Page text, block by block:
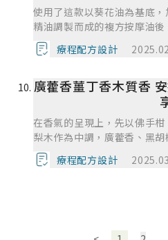
使用了這款以葵花油為基底
精油調製而成的複方按摩油
首先在塗抹於肌膚的瞬間，
中，那是一種自然、溫暖、
喚醒了內在的節奏，有助於
來一種沉穩、樹林般的安心
處，肌膚微微發熱，有一種
蘭的甜美氣息為整體香氛帶來
鬆效果，在繁忙工作一整天
療程配方設計
廣藿香薑丁香木質香
在香氣的呈現上，先以佛手
梨木作為中調，廣藿香、黑
受上，先以明亮、清新開闊
後是有溫暖、穩定的大地土
療程配方設計